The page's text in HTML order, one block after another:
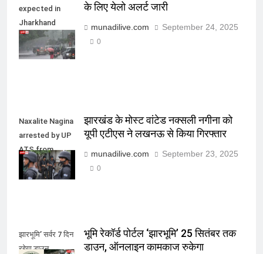
expected in
Jharkhand
today and
tomorrow
के लिए येलो अलर्ट जारी
munadilive.com September 24, 2025
0
Naxalite Nagina
arrested by UP
ATS from
Lucknow
झारखंड के मोस्ट वांटेड नक्सली नगीना को
यूपी एटीएस ने लखनऊ से किया गिरफ्तार
munadilive.com September 23, 2025
0
झारभूमि’ सर्वर 7 दिन
रहेगा डाउन
भूमि रेकॉर्ड पोर्टल ‘झारभूमि’ 25 सितंबर तक
डाउन, ऑनलाइन कामकाज रुकेगा